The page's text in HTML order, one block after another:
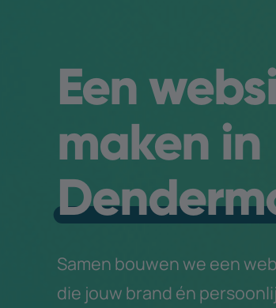
Een
maken in
Samen bouwen we een
die jouw brand én